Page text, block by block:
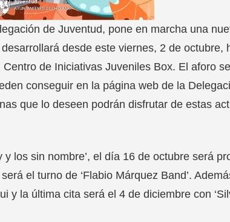
de Juventud, pone en marcha una
desde este viernes, 2 de octubre,
de Iniciativas Juveniles Box. El aforo
conseguir en la página web de la
que lo deseen podrán disfrutar de estas
los sin nombre’, el día 16 de octubre será
el turno de ‘Flabio Márquez Band’.
y la última cita será el 4 de diciembre con